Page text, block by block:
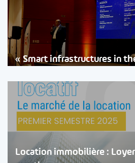
« Smart infrastructures in
Location immobilière :